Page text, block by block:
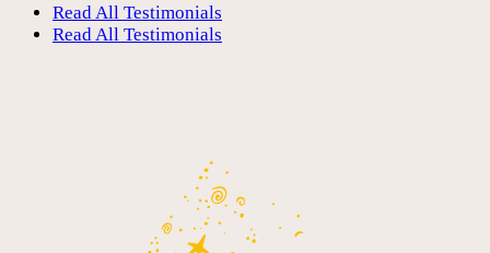
Read All Testimonials
Read All Testimonials